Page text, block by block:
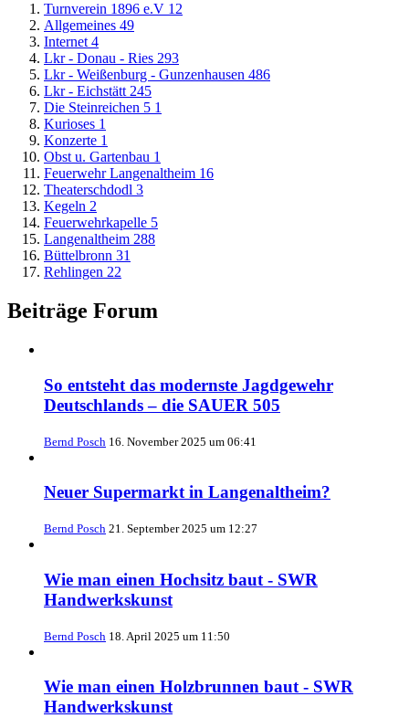
Turnverein 1896 e.V 12
Allgemeines 49
Internet 4
Lkr - Donau - Ries 293
Lkr - Weißenburg - Gunzenhausen 486
Lkr - Eichstätt 245
Die Steinreichen 5 1
Kurioses 1
Konzerte 1
Obst u. Gartenbau 1
Feuerwehr Langenaltheim 16
Theaterschdodl 3
Kegeln 2
Feuerwehrkapelle 5
Langenaltheim 288
Büttelbronn 31
Rehlingen 22
Beiträge Forum
So entsteht das modernste Jagdgewehr
Deutschlands – die SAUER 505
Bernd Posch 16. November 2025 um 06:41
Neuer Supermarkt in Langenaltheim?
Bernd Posch 21. September 2025 um 12:27
Wie man einen Hochsitz baut - SWR
Handwerkskunst
Bernd Posch 18. April 2025 um 11:50
Wie man einen Holzbrunnen baut - SWR
Handwerkskunst